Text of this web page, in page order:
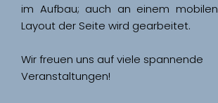
im Aufbau; auch an einem mobilen
Wir freuen uns auf viele spannende
Veranstaltungen!